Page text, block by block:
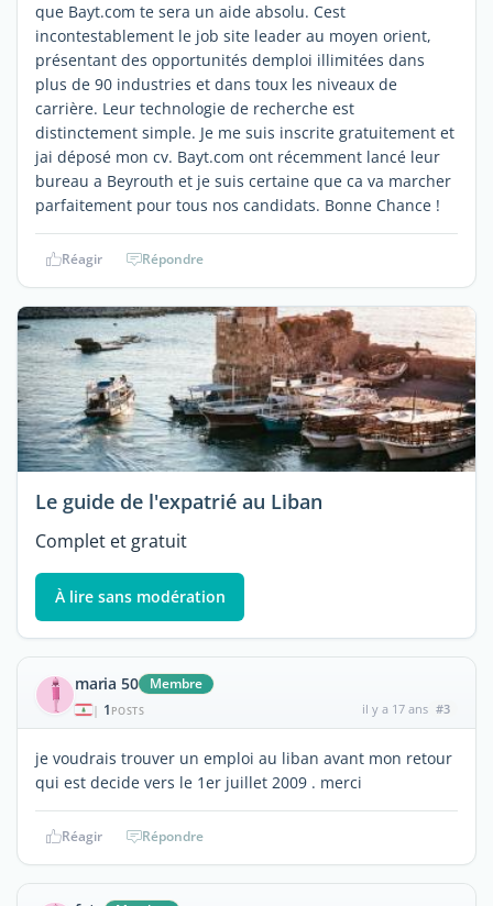
que Bayt.com te sera un aide absolu. Cest
incontestablement le job site leader au moyen orient,
présentant des opportunités demploi illimitées dans
plus de 90 industries et dans toux les niveaux de
carrière. Leur technologie de recherche est
distinctement simple. Je me suis inscrite gratuitement et
jai déposé mon cv. Bayt.com ont récemment lancé leur
bureau a Beyrouth et je suis certaine que ca va marcher
parfaitement pour tous nos candidats. Bonne Chance !
Réagir Répondre
Le guide de l'expatrié au Liban
Complet et gratuit
À lire sans modération
maria 50 Membre
| 1 POSTS il y a 17 ans #3
je voudrais trouver un emploi au liban avant mon retour
qui est decide vers le 1er juillet 2009 . merci
Réagir Répondre